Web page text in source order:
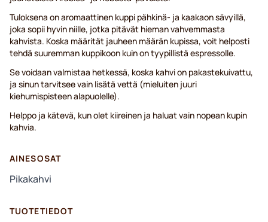
Tuloksena on aromaattinen kuppi pähkinä- ja kaakaon sävyillä,
joka sopii hyvin niille, jotka pitävät hieman vahvemmasta
kahvista. Koska määrität jauheen määrän kupissa, voit helposti
tehdä suuremman kuppikoon kuin on tyypillistä espressolle.
Se voidaan valmistaa hetkessä, koska kahvi on pakastekuivattu,
ja sinun tarvitsee vain lisätä vettä (mieluiten juuri
kiehumispisteen alapuolelle).
Helppo ja kätevä, kun olet kiireinen ja haluat vain nopean kupin
kahvia.
AINESOSAT
Pikakahvi
TUOTETIEDOT